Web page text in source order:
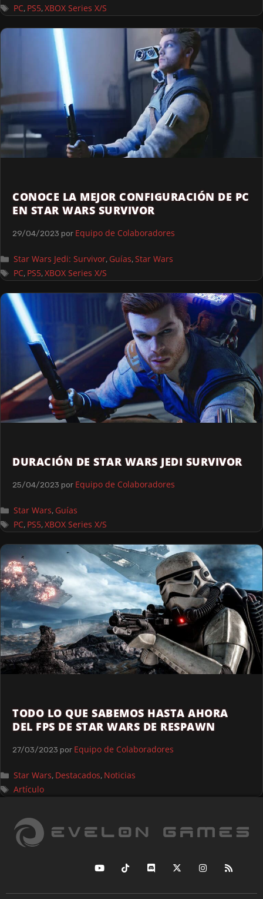
PC, PS5,XBOX Series X/S
CONOCE LA MEJOR CONFIGURACIÓN DE PC
EN STAR WARS SURVIVOR
29/04/2023 por Equipo de Colaboradores
Star Wars Jedi: Survivor, Guías,Star Wars
PC, PS5,XBOX Series X/S
DURACIÓN DE STAR WARS JEDI SURVIVOR
25/04/2023 por Equipo de Colaboradores
Star Wars, Guías
PC, PS5,XBOX Series X/S
TODO LO QUE SABEMOS HASTA AHORA
DEL FPS DE STAR WARS DE RESPAWN
27/03/2023 por Equipo de Colaboradores
Star Wars, Destacados, Noticias
Artículo